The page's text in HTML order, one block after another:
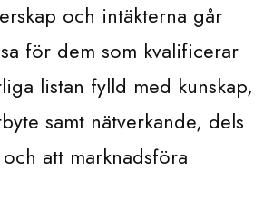
och intäkterna går
för dem som kvalificerar
listan fylld med kunskap,
samt nätverkande, dels
att marknadsföra